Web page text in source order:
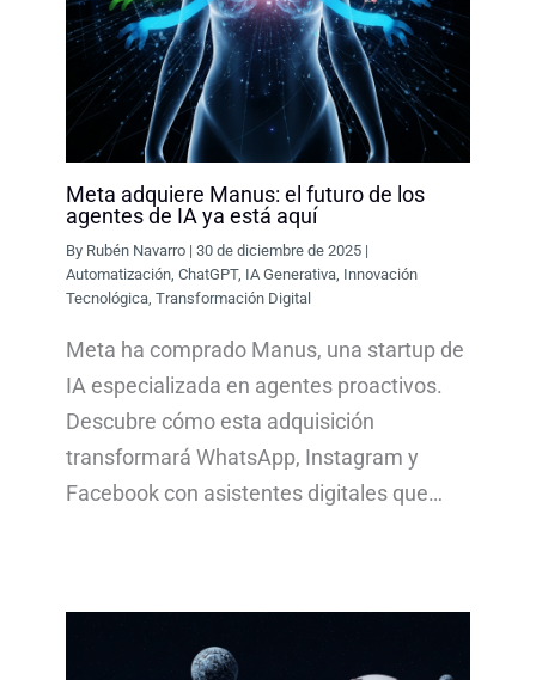
Meta adquiere Manus: el futuro de los
agentes de IA ya está aquí
By Rubén Navarro |30 de diciembre de 2025 |
Automatización ,ChatGPT, IA Generativa Innovación
Tecnológica ,Transformación Digital
Meta ha comprado Manus, una startup de
IA especializada en agentes proactivos.
Descubre cómo esta adquisición
transformará WhatsApp, Instagram y
Facebook con asistentes digitales que…